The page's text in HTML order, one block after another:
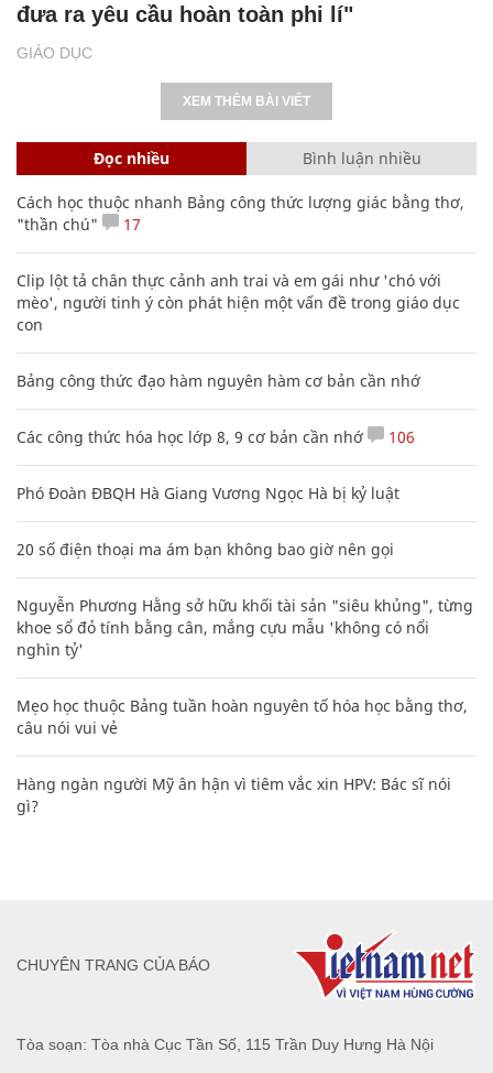
GIÁO DỤC
đưa ra yêu cầu hoàn toàn phi lí"
XEM THÊM BÀI VIẾT
Đọc nhiều Bình luận nhiều
Cách học thuộc nhanh Bảng công thức lượng giác bằng thơ,
"thần chú"
17
Clip lột tả chân thực cảnh anh trai và em gái như 'chó với
mèo', người tinh ý còn phát hiện một vấn đề trong giáo dục
con
Bảng công thức đạo hàm nguyên hàm cơ bản cần nhớ
Các công thức hóa học lớp 8, 9 cơ bản cần nhớ 106
Phó Đoàn ĐBQH Hà Giang Vương Ngọc Hà bị kỷ luật
20 số điện thoại ma ám bạn không bao giờ nên gọi
Nguyễn Phương Hằng sở hữu khối tài sản "siêu khủng", từng
khoe sổ đỏ tính bằng cân, mắng cựu mẫu 'không có nổi
nghìn tỷ'
Mẹo học thuộc Bảng tuần hoàn nguyên tố hóa học bằng thơ,
câu nói vui vẻ
Hàng ngàn người Mỹ ân hận vì tiêm vắc xin HPV: Bác sĩ nói
gì?
Tòa soạn: Tòa nhà Cục Tần Số, 115 Trần Duy Hưng Hà Nội
CHUYÊN TRANG CỦA BÁO